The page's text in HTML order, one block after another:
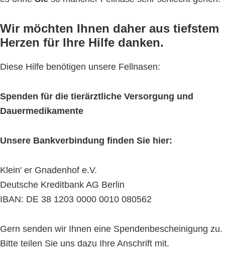
Wir möchten Ihnen daher aus tiefstem
Herzen für Ihre Hilfe danken.
Diese Hilfe benötigen unsere Fellnasen:
Spenden für die tierärztliche Versorgung und
Dauermedikamente
Unsere Bankverbindung finden Sie hier:
Klein' er Gnadenhof e.V.
Deutsche Kreditbank AG Berlin
IBAN: DE 38 1203 0000 0010 080562
Gern senden wir Ihnen eine Spendenbescheinigung zu.
Bitte teilen Sie uns dazu Ihre Anschrift mit.